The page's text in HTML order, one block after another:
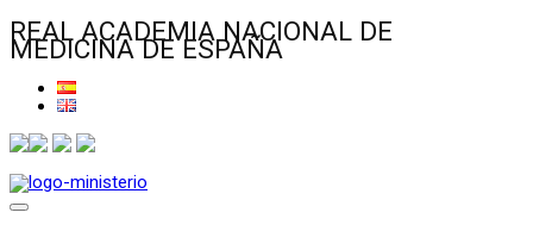
REAL ACADEMIA NACIONAL DE
MEDICINA DE ESPAÑA